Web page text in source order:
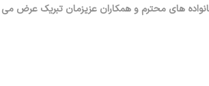
های محترم و همکاران عزیزمان تبریک عرض